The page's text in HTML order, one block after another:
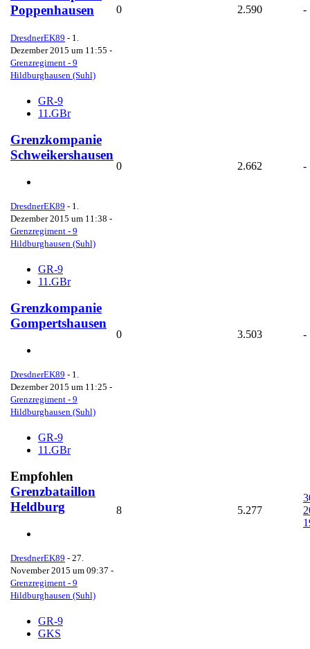
Poppenhausen
DresdnerEK89 - 1.
Dezember 2015 um 11:55 -
Grenzregiment - 9
Hildburghausen (Suhl)
0 2.590 -
GR-9
11.GBr
Grenzkompanie
Schweikershausen
DresdnerEK89 - 1.
Dezember 2015 um 11:38 -
Grenzregiment - 9
Hildburghausen (Suhl)
0 2.662 -
GR-9
11.GBr
Grenzkompanie
Gompertshausen
DresdnerEK89 - 1.
Dezember 2015 um 11:25 -
Grenzregiment - 9
Hildburghausen (Suhl)
0 3.503 -
GR-9
11.GBr
Empfohlen
Grenzbataillon
Heldburg
DresdnerEK89 - 27.
November 2015 um 09:37 -
Grenzregiment - 9
Hildburghausen (Suhl)
8 5.277
GR-9
GKS